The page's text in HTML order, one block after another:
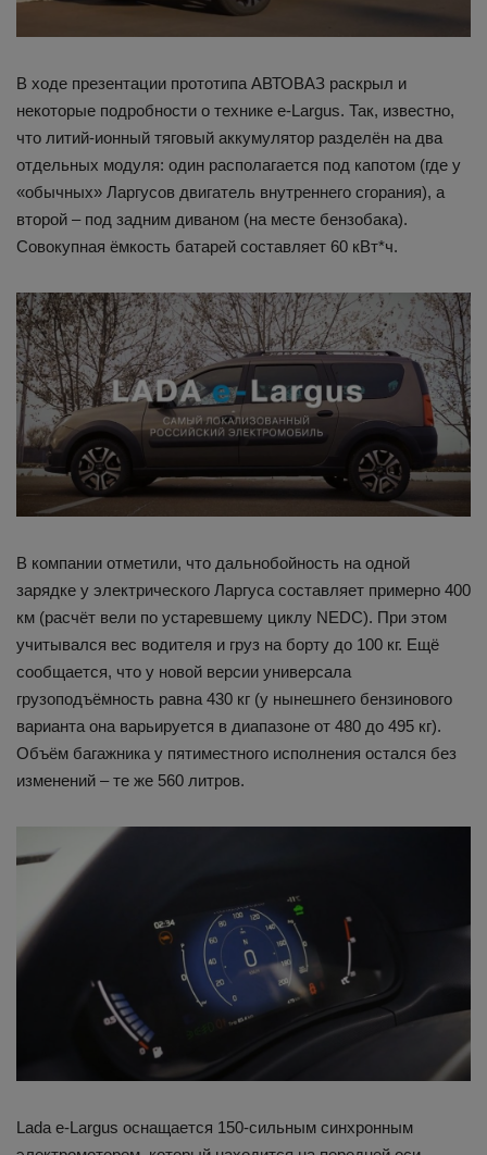
В ходе презентации прототипа АВТОВАЗ раскрыл и
некоторые подробности о технике e-Largus. Так, известно,
что литий-ионный тяговый аккумулятор разделён на два
отдельных модуля: один располагается под капотом (где у
«обычных» Ларгусов двигатель внутреннего сгорания), а
второй – под задним диваном (на месте бензобака).
Совокупная ёмкость батарей составляет 60 кВт*ч.
В компании отметили, что дальнобойность на одной
зарядке у электрического Ларгуса составляет примерно 400
км (расчёт вели по устаревшему циклу NEDC). При этом
учитывался вес водителя и груз на борту до 100 кг. Ещё
сообщается, что у новой версии универсала
грузоподъёмность равна 430 кг (у нынешнего бензинового
варианта она варьируется в диапазоне от 480 до 495 кг).
Объём багажника у пятиместного исполнения остался без
изменений – те же 560 литров.
Lada e-Largus оснащается 150-сильным синхронным